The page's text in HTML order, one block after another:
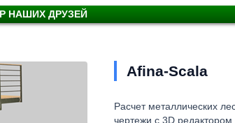
НАШИХ ДРУЗЕЙ
Afina-Scala
Расчет металлических
чертежи с 3D редактором